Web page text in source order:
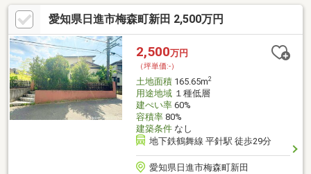
で建築可能◆フェルナ赤池店徒歩9分で買物便利＝＝＝＝＝＝＝
＝＝＝＝＝＝＝＝＝＝＝＝＝＝＝＝＝＝＼見るだけ聞くだけOK／
資金効率が良くなるローンの組み方教えます。ネット未公開、水
面下情報多数あります。ほかのページで気になる物件もご相談く
ださい。
愛知県日進市梅森町新田 2,500万円
2,500万円
（坪単価:-）
土地面積165.65m2
用途地域１種低層
建ぺい率60%
容積率80%
建築条件なし
地下鉄鶴舞線 平針駅 徒歩29分
愛知県日進市梅森町新田